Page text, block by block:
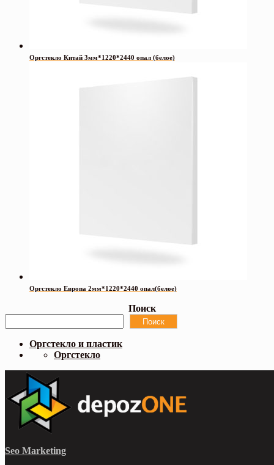
Оргстекло Китай 3мм*1220*2440 опал (белое)
Оргстекло Европа 2мм*1220*2440 опал(белое)
Поиск
Поиск
Оргстекло и пластик
Оргстекло
Seo Marketing